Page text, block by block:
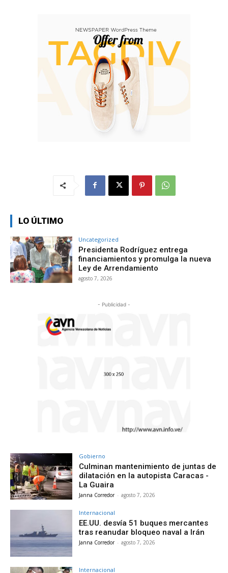
LO ÚLTIMO
Uncategorized
Presidenta Rodríguez entrega
financiamientos y promulga la nueva
Ley de Arrendamiento
agosto 7, 2026
- Publicidad -
Gobierno
Culminan mantenimiento de juntas de
dilatación en la autopista Caracas -
La Guaira
Janna Corredor - agosto 7, 2026
Internacional
EE.UU. desvía 51 buques mercantes
tras reanudar bloqueo naval a Irán
Janna Corredor - agosto 7, 2026
Internacional